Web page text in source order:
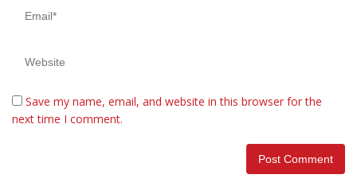
Save my name, email, and website in this browser for the
next time I comment.